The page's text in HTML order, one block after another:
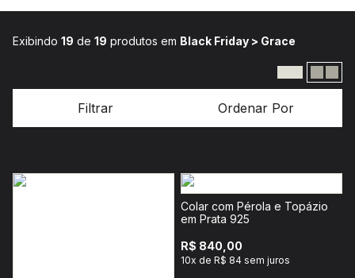
Exibindo 19 de 19 produtos em Black Friday > Grace
Filtrar Ordenar Por
Colar com Pérola e Topázio
em Prata 925
R$ 840,00
10x de R$ 84 sem juros